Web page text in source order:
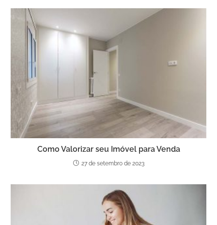
Como Valorizar seu Imóvel para Venda
27 de setembro de 2023